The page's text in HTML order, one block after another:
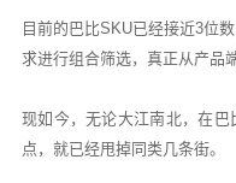
目前的巴比SKU已经接近3位
求进行组合筛选，真正从产品
现如今，无论大江南北，在
点，就已经甩掉同类几条街。